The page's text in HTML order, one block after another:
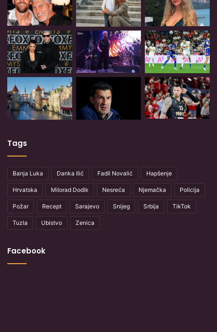
Tags
Banja Luka Danka Ilić Fadil Novalić Hapšenje
Hrvatska Milorad Dodik Nesreća Njemačka Policija
Požar Recept Sarajevo Snijeg Srbija TikTok
Tuzla Ubistvo Zenica
Facebook